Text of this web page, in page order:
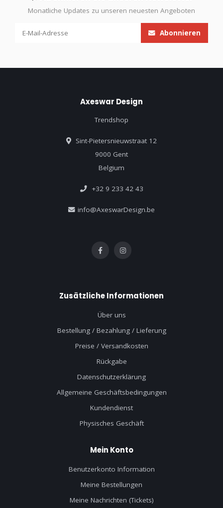
Monatliche Updates zu unseren neuesten Angeboten
Abonnieren
Axeswar Design
Trendshop
Sint-Pietersnieuwstraat 12
9000 Gent
Belgium
+32 9 233 42 43
info@AxeswarDesign.be
Zusätzliche Informationen
Über uns
Bestellung / Bezahlung / Lieferung
Preise / Versandkosten
Rückgabe
Datenschutzerklärung
Allgemeine Geschäftsbedingungen
Kundendienst
Physisches Geschäft
Mein Konto
Benutzerkonto Information
Meine Bestellungen
Meine Nachrichten (Tickets)